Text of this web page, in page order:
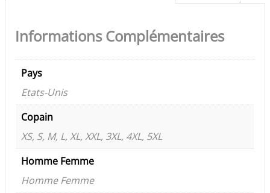
Informations Complémentaires
Pays
Etats-Unis
Copain
XS, S, M, L, XL, XXL, 3XL, 4XL, 5XL
Homme Femme
Homme Femme